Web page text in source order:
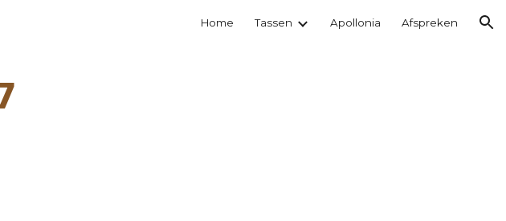
Home Tassen Apollonia Afspreken